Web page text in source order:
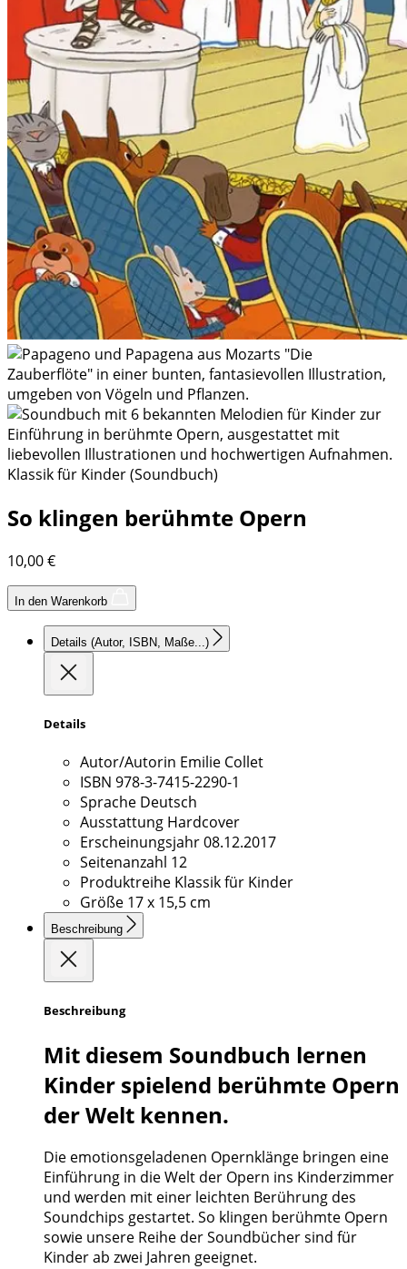
Klassik für Kinder (Soundbuch)
So klingen berühmte Opern
10,00€
In den Warenkorb
Details (Autor, ISBN, Maße...)
Details
Autor/Autorin Emilie Collet
ISBN 978-3-7415-2290-1
Sprache Deutsch
Ausstattung Hardcover
Erscheinungsjahr08.12.2017
Seitenanzahl 12
Produktreihe Klassik für Kinder
Größe 17 x 15,5 cm
Beschreibung
Beschreibung
Mit diesem Soundbuch lernen
Kinder spielend berühmte Opern
der Welt kennen.
Die emotionsgeladenen Opernklänge bringen eine
Einführung in die Welt der Opern ins Kinderzimmer
und werden mit einer leichten Berührung des
Soundchips gestartet. So klingen berühmte Opern
sowie unsere Reihe der Soundbücher sind für
Kinder ab zwei Jahren geeignet.